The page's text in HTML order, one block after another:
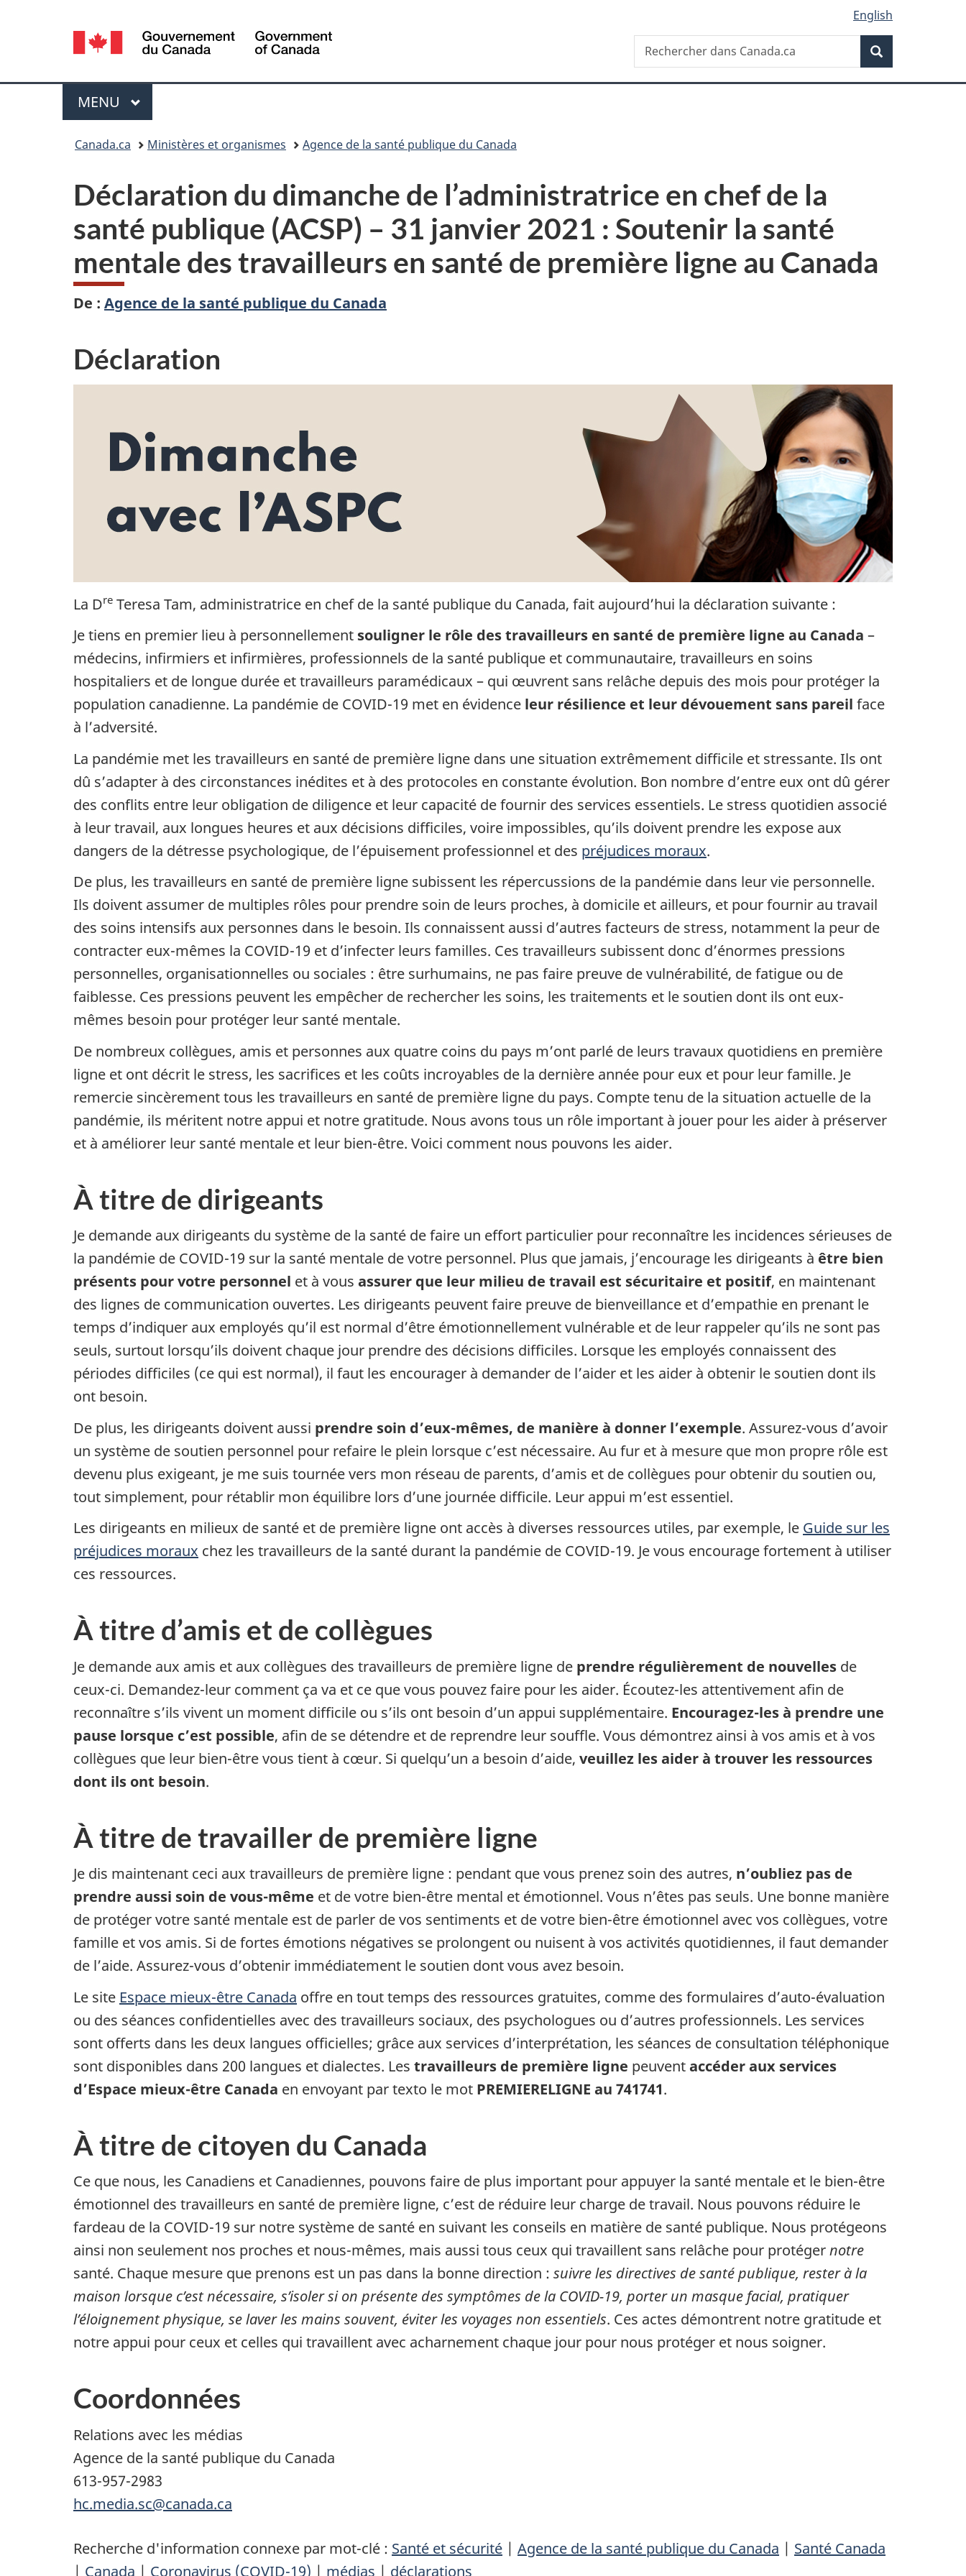
sujet
HTML
Sélection
de
la
langue
English
Canada
Recherche
Rechercher
dans
Menu
MENU PRINCIPAL
Canada.ca Ministères et organismes Agence de la santé publique du Canada
Déclaration du dimanche de l’administratrice en chef de la
santé publique (ACSP) – 31 janvier 2021 : Soutenir la santé
mentale des travailleurs en santé de première ligne au Canada
De : Agence de la santé publique du Canada
Déclaration
La Dre Teresa Tam, administratrice en chef de la santé publique du Canada, fait aujourd’hui la déclaration suivante :
Je tiens en premier lieu à personnellement souligner le rôle des travailleurs en santé de première ligne au Canada –
médecins, infirmiers et infirmières, professionnels de la santé publique et communautaire, travailleurs en soins
hospitaliers et de longue durée et travailleurs paramédicaux – qui œuvrent sans relâche depuis des mois pour protéger la
population canadienne. La pandémie de COVID-19 met en évidence leur résilience et leur dévouement sans pareil face
à l’adversité.
La pandémie met les travailleurs en santé de première ligne dans une situation extrêmement difficile et stressante. Ils ont
dû s’adapter à des circonstances inédites et à des protocoles en constante évolution. Bon nombre d’entre eux ont dû gérer
des conflits entre leur obligation de diligence et leur capacité de fournir des services essentiels. Le stress quotidien associé
à leur travail, aux longues heures et aux décisions difficiles, voire impossibles, qu’ils doivent prendre les expose aux
dangers de la détresse psychologique, de l’épuisement professionnel et des préjudices moraux.
De plus, les travailleurs en santé de première ligne subissent les répercussions de la pandémie dans leur vie personnelle.
Ils doivent assumer de multiples rôles pour prendre soin de leurs proches, à domicile et ailleurs, et pour fournir au travail
des soins intensifs aux personnes dans le besoin. Ils connaissent aussi d’autres facteurs de stress, notamment la peur de
contracter eux-mêmes la COVID-19 et d’infecter leurs familles. Ces travailleurs subissent donc d’énormes pressions
personnelles, organisationnelles ou sociales : être surhumains, ne pas faire preuve de vulnérabilité, de fatigue ou de
faiblesse. Ces pressions peuvent les empêcher de rechercher les soins, les traitements et le soutien dont ils ont eux-
mêmes besoin pour protéger leur santé mentale.
De nombreux collègues, amis et personnes aux quatre coins du pays m’ont parlé de leurs travaux quotidiens en première
ligne et ont décrit le stress, les sacrifices et les coûts incroyables de la dernière année pour eux et pour leur famille. Je
remercie sincèrement tous les travailleurs en santé de première ligne du pays. Compte tenu de la situation actuelle de la
pandémie, ils méritent notre appui et notre gratitude. Nous avons tous un rôle important à jouer pour les aider à préserver
et à améliorer leur santé mentale et leur bien-être. Voici comment nous pouvons les aider.
À titre de dirigeants
Je demande aux dirigeants du système de la santé de faire un effort particulier pour reconnaître les incidences sérieuses de
la pandémie de COVID-19 sur la santé mentale de votre personnel. Plus que jamais, j’encourage les dirigeants à être bien
présents pour votre personnel et à vous assurer que leur milieu de travail est sécuritaire et positif, en maintenant
des lignes de communication ouvertes. Les dirigeants peuvent faire preuve de bienveillance et d’empathie en prenant le
temps d’indiquer aux employés qu’il est normal d’être émotionnellement vulnérable et de leur rappeler qu’ils ne sont pas
seuls, surtout lorsqu’ils doivent chaque jour prendre des décisions difficiles. Lorsque les employés connaissent des
périodes difficiles (ce qui est normal), il faut les encourager à demander de l’aider et les aider à obtenir le soutien dont ils
ont besoin.
De plus, les dirigeants doivent aussi prendre soin d’eux-mêmes, de manière à donner l’exemple. Assurez-vous d’avoir
un système de soutien personnel pour refaire le plein lorsque c’est nécessaire. Au fur et à mesure que mon propre rôle est
devenu plus exigeant, je me suis tournée vers mon réseau de parents, d’amis et de collègues pour obtenir du soutien ou,
tout simplement, pour rétablir mon équilibre lors d’une journée difficile. Leur appui m’est essentiel.
Les dirigeants en milieux de santé et de première ligne ont accès à diverses ressources utiles, par exemple, le Guide sur les
préjudices moraux chez les travailleurs de la santé durant la pandémie de COVID-19. Je vous encourage fortement à utiliser
ces ressources.
À titre d’amis et de collègues
Je demande aux amis et aux collègues des travailleurs de première ligne de prendre régulièrement de nouvelles de
ceux-ci. Demandez-leur comment ça va et ce que vous pouvez faire pour les aider. Écoutez-les attentivement afin de
reconnaître s’ils vivent un moment difficile ou s’ils ont besoin d’un appui supplémentaire. Encouragez-les à prendre une
pause lorsque c’est possible, afin de se détendre et de reprendre leur souffle. Vous démontrez ainsi à vos amis et à vos
collègues que leur bien-être vous tient à cœur. Si quelqu’un a besoin d’aide, veuillez les aider à trouver les ressources
dont ils ont besoin.
À titre de travailler de première ligne
Je dis maintenant ceci aux travailleurs de première ligne : pendant que vous prenez soin des autres, n’oubliez pas de
prendre aussi soin de vous-même et de votre bien-être mental et émotionnel. Vous n’êtes pas seuls. Une bonne manière
de protéger votre santé mentale est de parler de vos sentiments et de votre bien-être émotionnel avec vos collègues, votre
famille et vos amis. Si de fortes émotions négatives se prolongent ou nuisent à vos activités quotidiennes, il faut demander
de l’aide. Assurez-vous d’obtenir immédiatement le soutien dont vous avez besoin.
Le site Espace mieux-être Canada offre en tout temps des ressources gratuites, comme des formulaires d’auto-évaluation
ou des séances confidentielles avec des travailleurs sociaux, des psychologues ou d’autres professionnels. Les services
sont offerts dans les deux langues officielles; grâce aux services d’interprétation, les séances de consultation téléphonique
sont disponibles dans 200 langues et dialectes. Les travailleurs de première ligne peuventaccéder aux services
d’Espace mieux-être Canada en envoyant par texto le mot PREMIERELIGNE au 741741.
À titre de citoyen du Canada
Ce que nous, les Canadiens et Canadiennes, pouvons faire de plus important pour appuyer la santé mentale et le bien-être
émotionnel des travailleurs en santé de première ligne, c’est de réduire leur charge de travail. Nous pouvons réduire le
fardeau de la COVID-19 sur notre système de santé en suivant les conseils en matière de santé publique. Nous protégeons
ainsi non seulement nos proches et nous-mêmes, mais aussi tous ceux qui travaillent sans relâche pour protégernotre
santé. Chaque mesure que prenons est un pas dans la bonne direction : suivre les directives de santé publique, rester à la
maison lorsque c’est nécessaire, s’isoler si on présente des symptômes de la COVID-19, porter un masque facial, pratiquer
l’éloignement physique, se laver les mains souvent, éviter les voyages non essentiels. Ces actes démontrent notre gratitude et
notre appui pour ceux et celles qui travaillent avec acharnement chaque jour pour nous protéger et nous soigner.
Coordonnées
Relations avec les médias
Agence de la santé publique du Canada
613-957-2983
hc.media.sc@canada.ca
Recherche d'information connexe par mot-clé : Santé et sécurité | Agence de la santé publique du Canada | Santé Canada
| Canada | Coronavirus (COVID-19) | médias | déclarations